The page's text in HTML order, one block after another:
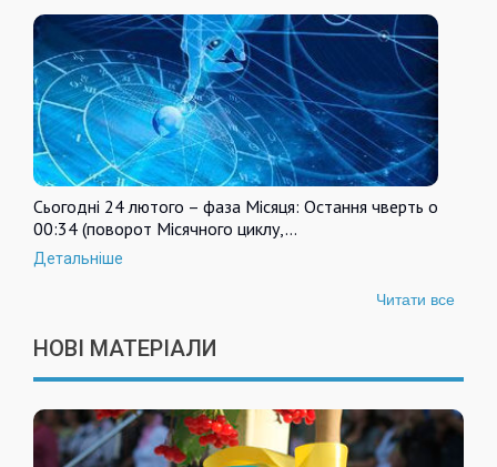
Сьогодні 24 лютого – фаза Місяця: Остання чверть о
00:34 (поворот Місячного циклу,…
Детальніше
Читати все
НОВІ МАТЕРІАЛИ